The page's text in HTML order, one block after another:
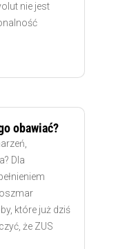
nie jest
obawiać?
Dla
które już dziś
że ZUS